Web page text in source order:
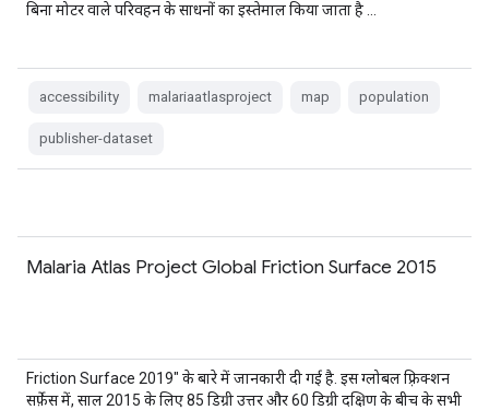
बिना मोटर वाले परिवहन के साधनों का इस्तेमाल किया जाता है …
accessibility malariaatlasproject map population
publisher-dataset
Malaria Atlas Project Global Friction Surface 2015
Friction Surface 2019" के बारे में जानकारी दी गई है. इस ग्लोबल फ़्रिक्शन
सर्फ़ेस में, साल 2015 के लिए 85 डिग्री उत्तर और 60 डिग्री दक्षिण के बीच के सभी